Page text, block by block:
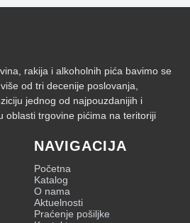
rakija i alkoholnih pića bavimo se
od tri decenije poslovanja,
jednog od najpouzdanijih i
oblasti trgovine pićima na teritoriji
NAVIGACIJA
Početna
Katalog
O nama
Aktuelnosti
Praćenje pošiljke